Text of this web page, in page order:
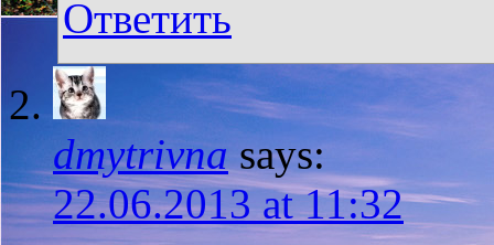
Ответить
dmytrivna says:
22.06.2013 at 11:32